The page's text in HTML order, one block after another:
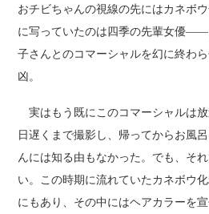
おチビちゃんの視線の先にはカネボ
に写っていたのは四季の先輩女優
子さんとのコマーシャルを幻に終わ
凶。
実はもう既にこのコマーシャルは
日遅くまで撮影し、帰ってからお風
んには知る由もなかった。でも、そ
い。この時期に流れていたカネボウ
にもあり、その中にはヘアカラーを